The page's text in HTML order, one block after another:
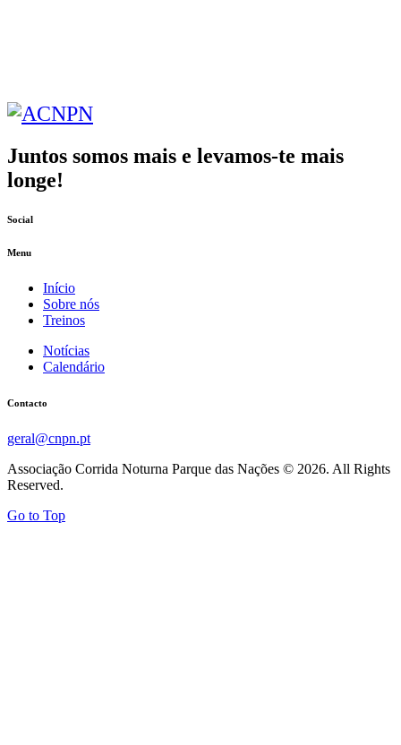
Juntos somos mais e levamos-te mais
longe!
Social
Menu
Início
Sobre nós
Treinos
Notícias
Calendário
Contacto
geral@cnpn.pt
Associação Corrida Noturna Parque das Nações © 2026. All Rights
Reserved.
Go to Top